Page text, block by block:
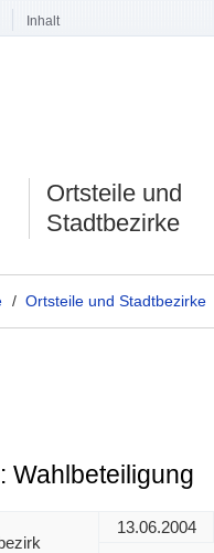
Inhalt
Ortsteile und
Stadtbezirke
/ Ortsteile und Stadtbezirke
Wahlbeteiligung
13.06.2004